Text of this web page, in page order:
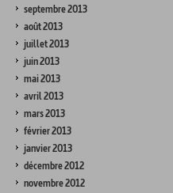
septembre 2013
août 2013
juillet 2013
juin 2013
mai 2013
avril 2013
mars 2013
février 2013
janvier 2013
décembre 2012
novembre 2012